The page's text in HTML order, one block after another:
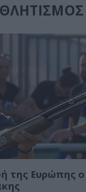
της Ευρώπης